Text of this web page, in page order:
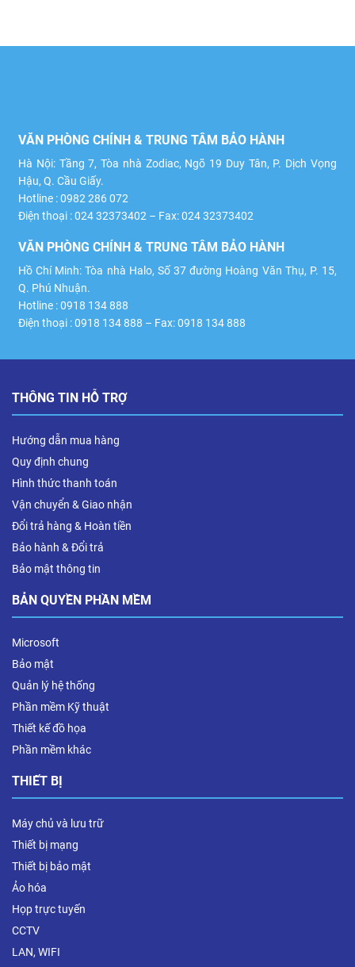
VĂN PHÒNG CHÍNH & TRUNG TÂM BẢO HÀNH
Hà Nội: Tầng 7, Tòa nhà Zodiac, Ngõ 19 Duy Tân, P. Dịch Vọng
Hậu, Q. Cầu Giấy.
Hotline : 0982 286 072
Điện thoại : 024 32373402 – Fax: 024 32373402
VĂN PHÒNG CHÍNH & TRUNG TÂM BẢO HÀNH
Hồ Chí Minh: Tòa nhà Halo, Số 37 đường Hoàng Văn Thụ, P. 15,
Q. Phú Nhuận.
Hotline : 0918 134 888
Điện thoại : 0918 134 888 – Fax: 0918 134 888
THÔNG TIN HỖ TRỢ
Hướng dẫn mua hàng
Quy định chung
Hình thức thanh toán
Vận chuyển & Giao nhận
Đổi trả hàng & Hoàn tiền
Bảo hành & Đổi trả
Bảo mật thông tin
BẢN QUYỀN PHẦN MỀM
Microsoft
Bảo mật
Quản lý hệ thống
Phần mềm Kỹ thuật
Thiết kế đồ họa
Phần mềm khác
THIẾT BỊ
Máy chủ và lưu trữ
Thiết bị mạng
Thiết bị bảo mật
Ảo hóa
Họp trực tuyến
CCTV
LAN, WIFI